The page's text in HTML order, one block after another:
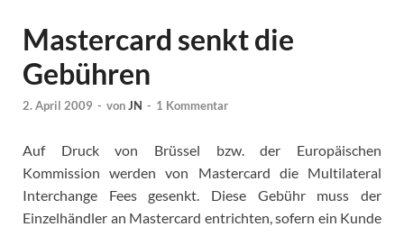
Mastercard senkt die
Gebühren
2. April 2009 - vonJN - 1 Kommentar
Auf Druck von Brüssel bzw. der Europäischen
Kommission werden von Mastercard die Multilateral
Interchange Fees gesenkt. Diese Gebühr muss der
Einzelhändler an Mastercard entrichten, sofern ein Kunde